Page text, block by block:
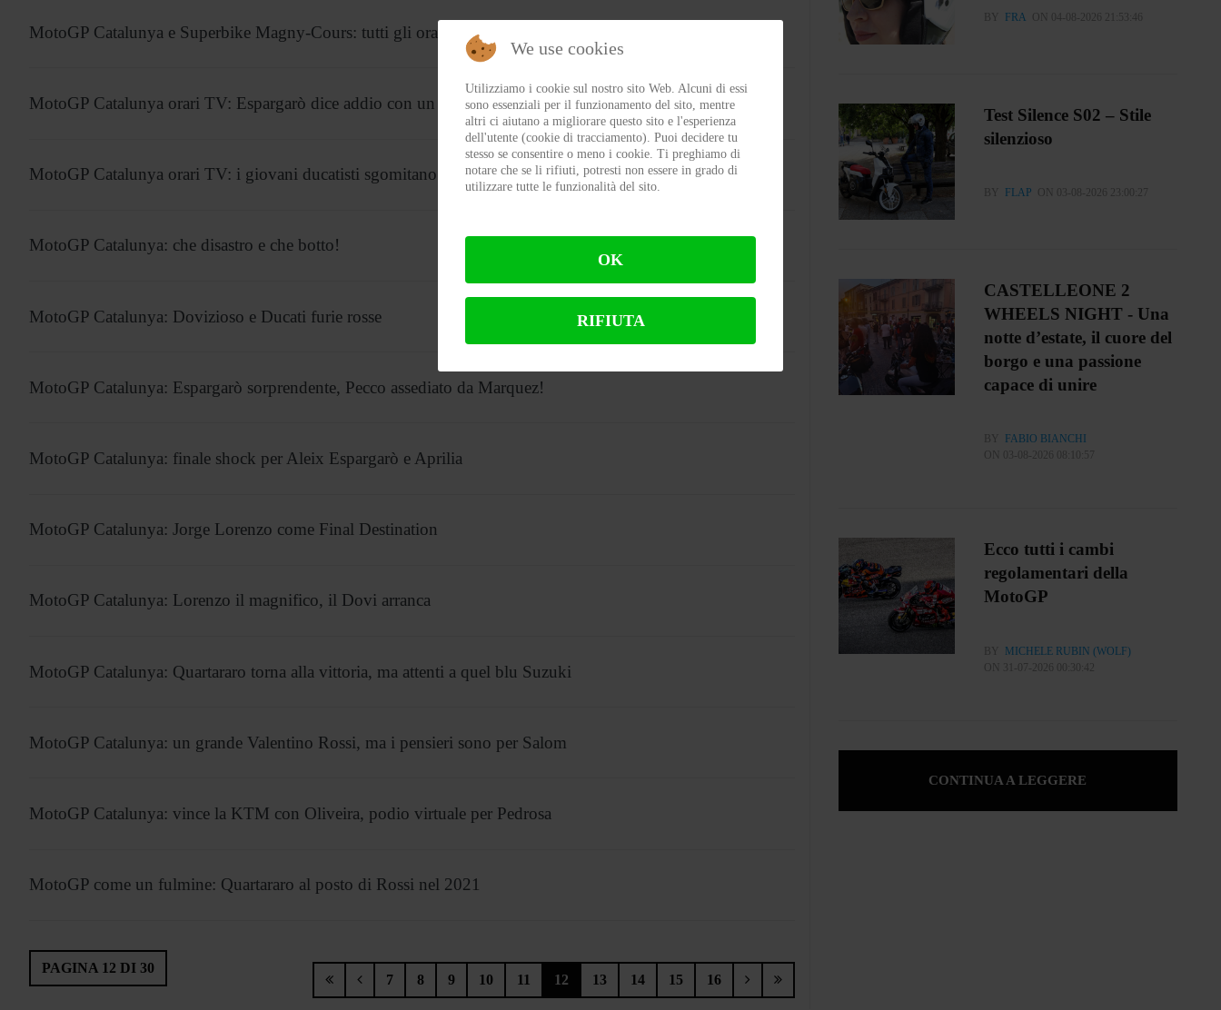
MotoGP Catalunya e Superbike Magny-Cours: tutti gli orari TV
MotoGP Catalunya orari TV: Espargarò dice addio con un giro record
MotoGP Catalunya orari TV: i giovani ducatisti sgomitano
MotoGP Catalunya: che disastro e che botto!
MotoGP Catalunya: Dovizioso e Ducati furie rosse
MotoGP Catalunya: Espargarò sorprendente, Pecco assediato da Marquez!
MotoGP Catalunya: finale shock per Aleix Espargarò e Aprilia
MotoGP Catalunya: Jorge Lorenzo come Final Destination
MotoGP Catalunya: Lorenzo il magnifico, il Dovi arranca
MotoGP Catalunya: Quartararo torna alla vittoria, ma attenti a quel blu Suzuki
MotoGP Catalunya: un grande Valentino Rossi, ma i pensieri sono per Salom
MotoGP Catalunya: vince la KTM con Oliveira, podio virtuale per Pedrosa
MotoGP come un fulmine: Quartararo al posto di Rossi nel 2021
PAGINA 12 DI 30
7 8 9 10 11 12 13 14 15 16
BY FRA ON 04-08-2026 21:53:46
Test Silence S02 – Stile
silenzioso
BY FLAP ON 03-08-2026 23:00:27
CASTELLEONE 2
WHEELS NIGHT - Una
notte d’estate, il cuore del
borgo e una passione
capace di unire
BY
FABIO BIANCHI
ON 03-08-2026 08:10:57
Ecco tutti i cambi
regolamentari della
MotoGP
BY
MICHELE RUBIN (WOLF)
ON 31-07-2026 00:30:42
CONTINUA A LEGGERE
We use cookies
Utilizziamo i cookie sul nostro sito Web. Alcuni di essi
sono essenziali per il funzionamento del sito, mentre
altri ci aiutano a migliorare questo sito e l'esperienza
dell'utente (cookie di tracciamento). Puoi decidere tu
stesso se consentire o meno i cookie. Ti preghiamo di
notare che se li rifiuti, potresti non essere in grado di
utilizzare tutte le funzionalità del sito.
OK
RIFIUTA